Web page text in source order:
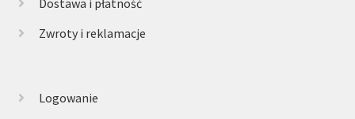
Dostawa i płatność
Zwroty i reklamacje
Logowanie